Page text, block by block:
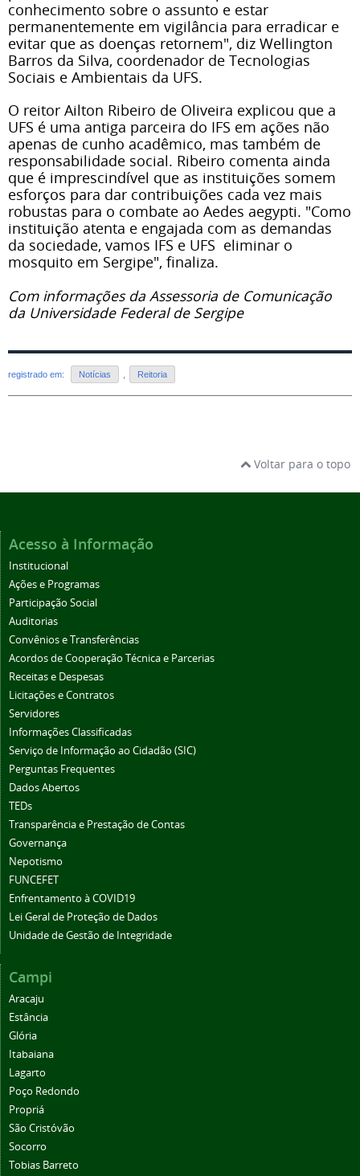
conhecimento sobre o assunto e estar
permanentemente em vigilância para erradicar e
evitar que as doenças retornem", diz Wellington
Barros da Silva, coordenador de Tecnologias
Sociais e Ambientais da UFS.
O reitor Ailton Ribeiro de Oliveira explicou que a
UFS é uma antiga parceira do IFS em ações não
apenas de cunho acadêmico, mas também de
responsabilidade social. Ribeiro comenta ainda
que é imprescindível que as instituições somem
esforços para dar contribuições cada vez mais
robustas para o combate ao Aedes aegypti. "Como
instituição atenta e engajada com as demandas
da sociedade, vamos IFS e UFS eliminar o
mosquito em Sergipe", finaliza.
Com informações da Assessoria de Comunicação
da Universidade Federal de Sergipe
registrado em: Notícias Reitoria
Voltar para o topo
Acesso à Informação
Institucional
Ações e Programas
Participação Social
Auditorias
Convênios e Transferências
Acordos de Cooperação Técnica e Parcerias
Receitas e Despesas
Licitações e Contratos
Servidores
Informações Classificadas
Serviço de Informação ao Cidadão (SIC)
Perguntas Frequentes
Dados Abertos
TEDs
Transparência e Prestação de Contas
Governança
Nepotismo
FUNCEFET
Enfrentamento à COVID19
Lei Geral de Proteção de Dados
Unidade de Gestão de Integridade
Campi
Aracaju
Estância
Glória
Itabaiana
Lagarto
Poço Redondo
Propriá
São Cristóvão
Socorro
Tobias Barreto